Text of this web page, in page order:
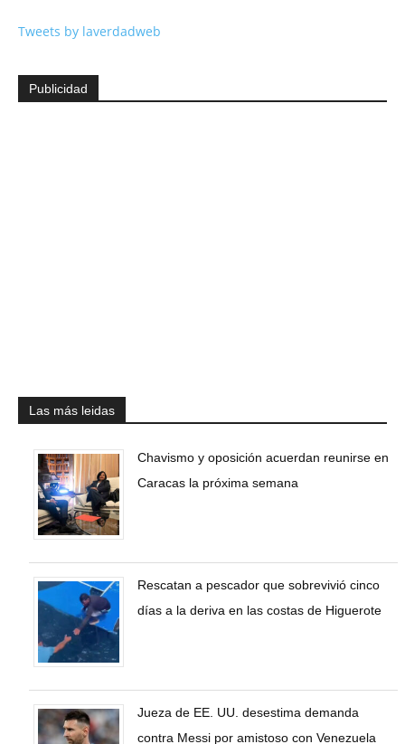
Tweets by laverdadweb
Publicidad
Las más leidas
Chavismo y oposición acuerdan reunirse en
Caracas la próxima semana
Rescatan a pescador que sobrevivió cinco
días a la deriva en las costas de Higuerote
Jueza de EE. UU. desestima demanda
contra Messi por amistoso con Venezuela